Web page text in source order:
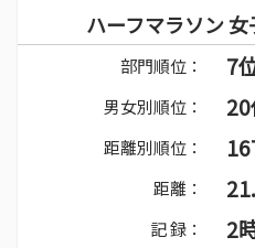
ハーフマラソン 女
部門順位： 7
男女別順位：
距離別順位：
距離：
記 録： 2